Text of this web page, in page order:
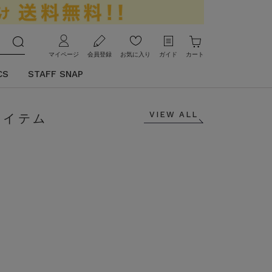
マイページ 会員登録 お気に入り ガイド カート
STAFF SNAP
VIEW ALL